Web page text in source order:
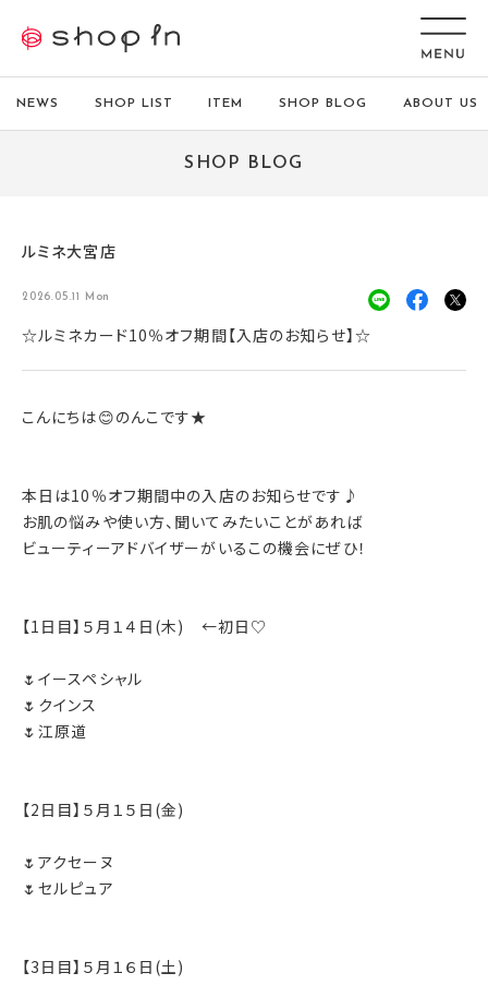
NEWS SHOP LIST ITEM SHOP BLOG ABOUT US
SHOP BLOG
ルミネ大宮店
2026.05.11 Mon
☆ルミネカード10％オフ期間【入店のお知らせ】☆
こんにちは😊のんこです★
本日は10％オフ期間中の入店のお知らせです♪
お肌の悩みや使い方、聞いてみたいことがあれば
ビューティーアドバイザーがいるこの機会にぜひ！
【1日目】５月１４日(木) ←初日♡
🌷イースペシャル
🌷クインス
🌷江原道
【2日目】５月１５日(金)
🌷アクセーヌ
🌷セルピュア
【3日目】５月１６日(土)